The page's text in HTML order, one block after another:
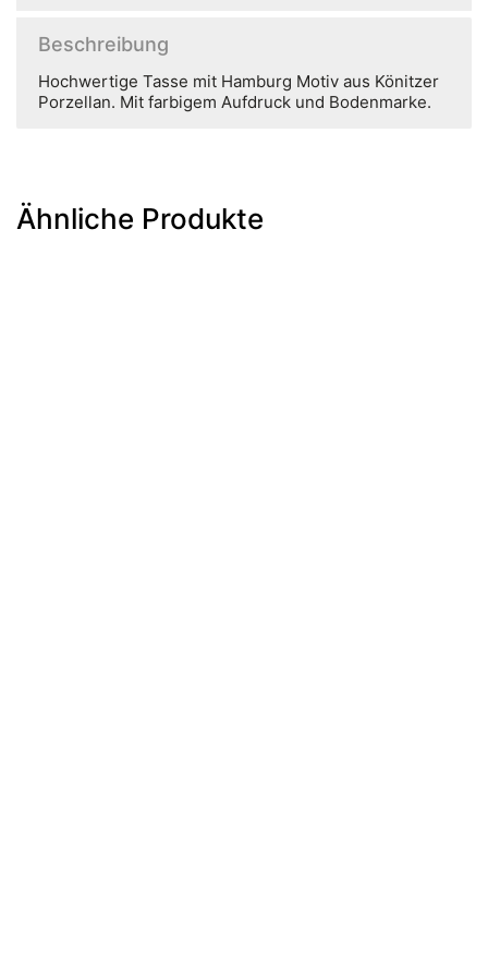
Beschreibung
Hochwertige Tasse mit Hamburg Motiv aus Könitzer
Porzellan. Mit farbigem Aufdruck und Bodenmarke.
Ähnliche Produkte